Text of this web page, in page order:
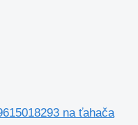
na ťahača